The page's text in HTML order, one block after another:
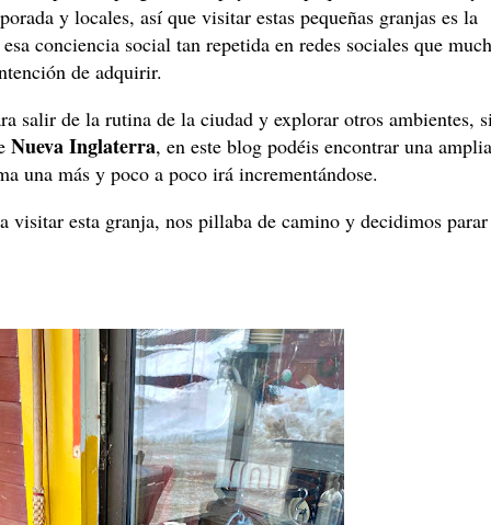
y locales, así que visitar estas pequeñas granjas es la
conciencia social tan repetida en redes sociales que
de adquirir.
salir de la rutina de la ciudad y explorar otros ambientes,
Nueva Inglaterra, en este blog podéis encontrar una amplia
una más y poco a poco irá incrementándose.
visitar esta granja, nos pillaba de camino y decidimos parar